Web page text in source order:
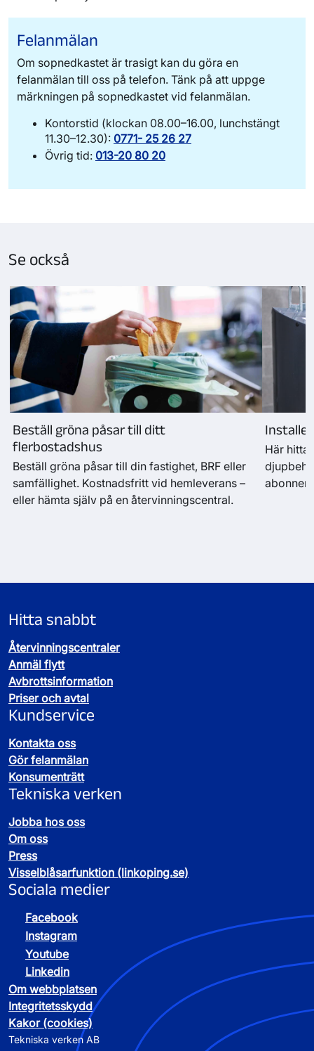
Felanmälan
Om sopnedkastet är trasigt kan du göra en
felanmälan till oss på telefon. Tänk på att uppge
märkningen på sopnedkastet vid felanmälan.
Kontorstid (klockan 08.00–16.00, lunchstängt
11.30–12.30): 0771- 25 26 27
Övrig tid: 013-20 80 20
Se också
Beställ gröna påsar till ditt
flerbostadshus
Beställ gröna påsar till din fastighet, BRF eller
samfällighet. Kostnadsfritt vid hemleverans –
eller hämta själv på en återvinningscentral.
Här
Hitta snabbt
Återvinningscentraler
Anmäl flytt
Avbrottsinformation
Priser och avtal
Kundservice
Kontakta oss
Gör felanmälan
Konsumenträtt
Tekniska verken
Jobba hos oss
Om oss
Press
Visselblåsarfunktion (linkoping.se)
Sociala medier
Facebook
Instagram
Youtube
Linkedin
Om webbplatsen
Integritetsskydd
Kakor (cookies)
Tekniska verken AB